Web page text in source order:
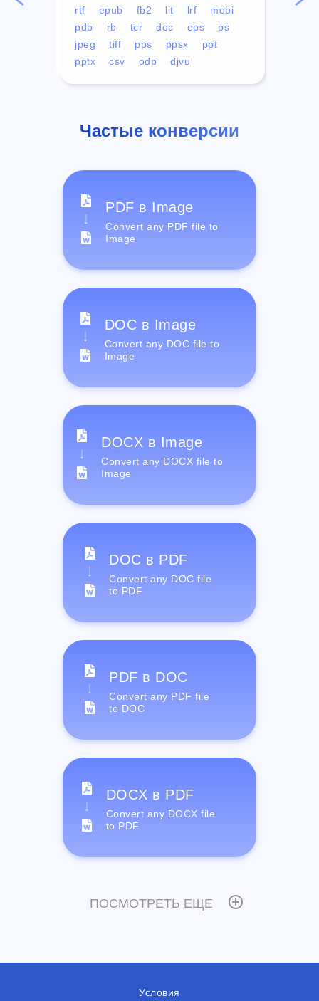
rtf
epub fb2 lit lrf
mobi
pdb
rb tcr doc eps
ps
jpeg
tiff pps ppsx
ppt
pptx
csv odp djvu
Частые конверсии
PDF в Image
Convert any PDF file to
Image
DOC в Image
Convert any DOC file to
Image
DOCX в Image
Convert any DOCX file to
Image
DOC в PDF
Convert any DOC file
to PDF
PDF в DOC
Convert any PDF file
to DOC
DOCX в PDF
Convert any DOCX file
to PDF
ПОСМОТРЕТЬ ЕЩЕ
Условия